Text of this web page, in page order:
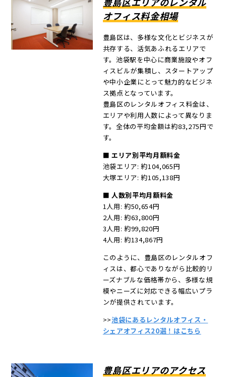
オフィス料金相場
豊島区は、多様な文化とビジネスが
共存する、活気あふれるエリアで
す。池袋駅を中心に商業施設やオフ
ィスビルが集積し、スタートアップ
や中小企業にとって魅力的なビジネ
ス拠点となっています。
豊島区のレンタルオフィス料金は、
エリアや利用人数によって異なりま
す。全体の平均金額は約83,275円で
す。
■ エリア別平均月額料金
池袋エリア: 約104,065円
大塚エリア: 約105,138円
■ 人数別平均月額料金
1人用: 約50,654円
2人用: 約63,800円
3人用: 約99,820円
4人用: 約134,867円
このように、豊島区のレンタルオフ
ィスは、都心でありながら比較的リ
ーズナブルな価格帯から、多様な規
模やニーズに対応できる幅広いプラ
ンが提供されています。
>>池袋にあるレンタルオフィス・
シェアオフィス20選！はこちら
豊島区エリアのアクセス